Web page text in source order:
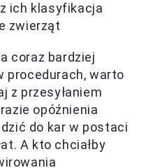
ich klasyfikacja
zwierząt
coraz bardziej
procedurach, warto
z przesyłaniem
opóźnienia
do kar w postaci
A kto chciałby